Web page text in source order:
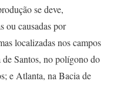
se deve,
ou causadas por
localizadas nos campos
Santos, no polígono do
e Atlanta, na Bacia de